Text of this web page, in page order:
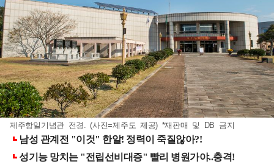
제주항일기념관 전경. (사진=제주도 제공) *재판매 및 DB 금지